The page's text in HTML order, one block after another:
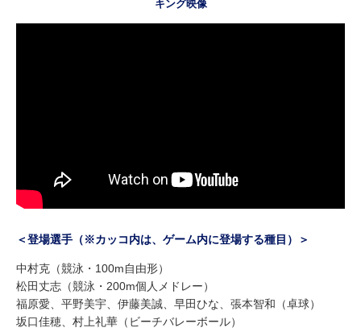
キング映像
＜登場選手（※カッコ内は、ゲーム内に登場する種目）＞
中村克（競泳・100m自由形）
松田丈志（競泳・200m個人メドレー）
福原愛、平野美宇、伊藤美誠、早田ひな、張本智和（卓球）
坂口佳穂、村上礼華（ビーチバレーボール）